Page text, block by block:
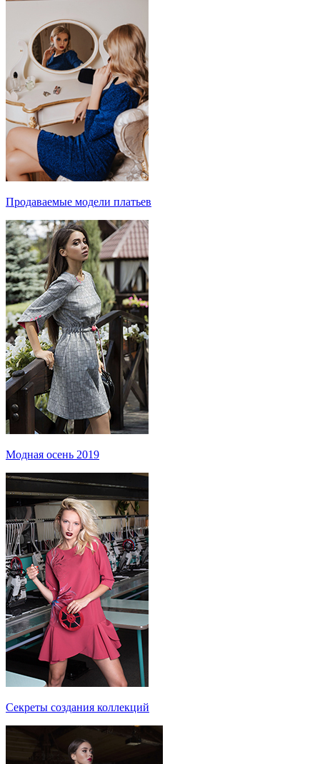
Продаваемые модели платьев
Модная осень 2019
Секреты создания коллекций